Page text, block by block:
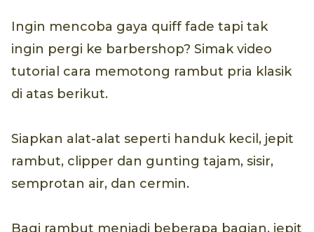
Ingin mencoba gaya quiff fade tapi tak
ingin pergi ke barbershop? Simak video
tutorial cara memotong rambut pria klasik
di atas berikut.
Siapkan alat-alat seperti handuk kecil, jepit
rambut, clipper dan gunting tajam, sisir,
semprotan air, dan cermin.
Bagi rambut menjadi beberapa bagian, jepit